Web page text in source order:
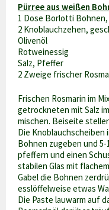
Pürree aus weißen
1 Dose Borlotti
2 Knoblauchzehen,
Olivenöl
Rotweinessig
Salz, Pfeffer
2 Zweige frischer
Frischen Rosmarin im
getrockneten mit Salz
mischen. Beiseite
Die Knoblauchscheiben
Bohnen zugeben und
pfeffern und einen
stabilen Glas mit
Gabel die Bohnen
esslöffelweise etwas
Die Paste lauwarm auf